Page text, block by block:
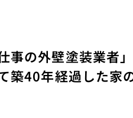
事の外壁塗装業者
築40年経過した家